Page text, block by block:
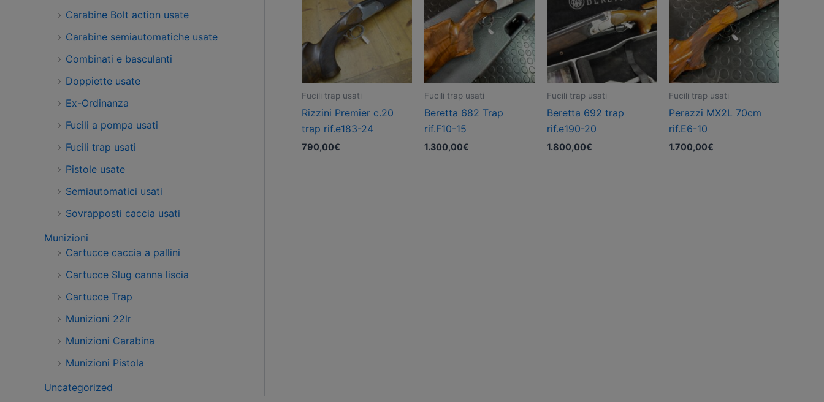
Carabine Bolt action usate
Carabine semiautomatiche usate
Combinati e basculanti
Doppiette usate
Ex-Ordinanza
Fucili a pompa usati
Fucili trap usati
Pistole usate
Semiautomatici usati
Sovrapposti caccia usati
Munizioni
Cartucce caccia a pallini
Cartucce Slug canna liscia
Cartucce Trap
Munizioni 22lr
Munizioni Carabina
Munizioni Pistola
Uncategorized
Fucili trap usati
Rizzini Premier c.20
trap rif.e183-24
790,00€
Fucili trap usati
Beretta 682 Trap
rif.F10-15
1.300,00€
Fucili trap usati
Beretta 692 trap
rif.e190-20
1.800,00€
Fucili trap usati
Perazzi MX2L 70cm
rif.E6-10
1.700,00€